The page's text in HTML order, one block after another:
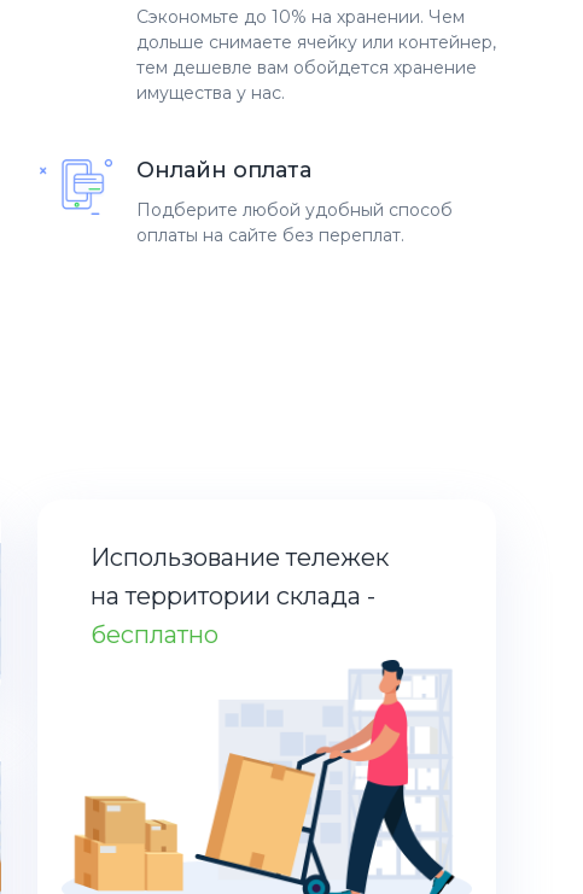
Сэкономьте до 10% на хранении. Чем
дольше снимаете ячейку или контейнер,
тем дешевле вам обойдется хранение
имущества у нас.
Онлайн оплата
Подберите любой удобный способ
оплаты на сайте без переплат.
Использование тележек
на территории склада -
бесплатно